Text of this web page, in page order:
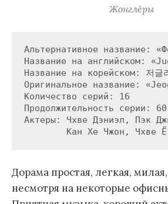
Жонглёры
Альтернативное название:
Название на английском:
Название на корейском: 저글
Оригинальное название:
Количество серий: 16
Продолжительность серии:
Актеры: Чхве Дэниэл, Пэк
Дорама простая, легкая,
несмотря на некоторые